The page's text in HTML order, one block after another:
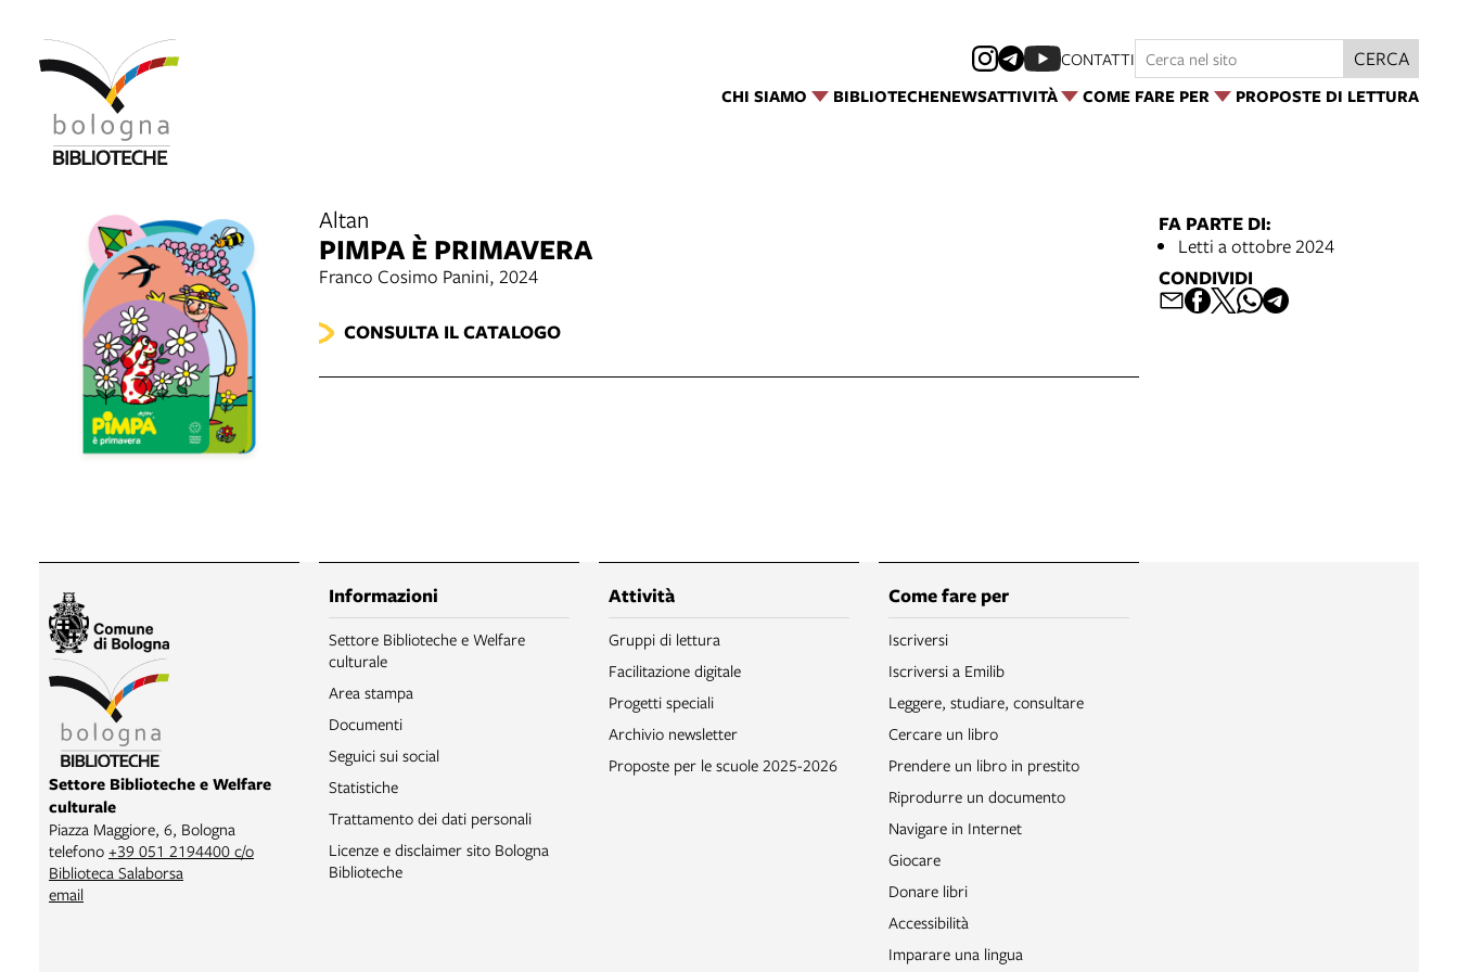
CHI SIAMO BIBLIOTECHENEWSATTIVITÀ COME FARE PER PROPOSTE DI LETTURA
CONTATTI CERCA
Altan
PIMPA È PRIMAVERA
Franco Cosimo Panini, 2024
CONSULTA IL CATALOGO
FA PARTE DI:
Letti a ottobre 2024
CONDIVIDI
Settore Biblioteche e Welfare
culturale
Piazza Maggiore, 6, Bologna
telefono +39 051 2194400 c/o
Biblioteca Salaborsa
email
Informazioni
Settore Biblioteche e Welfare
culturale
Area stampa
Documenti
Seguici sui social
Statistiche
Trattamento dei dati personali
Licenze e disclaimer sito Bologna
Biblioteche
Attività
Gruppi di lettura
Facilitazione digitale
Progetti speciali
Archivio newsletter
Proposte per le scuole 2025-2026
Come fare per
Iscriversi
Iscriversi a Emilib
Leggere, studiare, consultare
Cercare un libro
Prendere un libro in prestito
Riprodurre un documento
Navigare in Internet
Giocare
Donare libri
Accessibilità
Imparare una lingua